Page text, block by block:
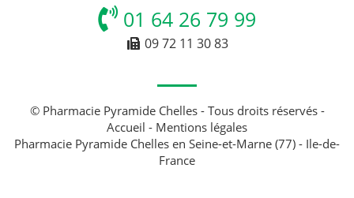
01 64 26 79 99
09 72 11 30 83
© Pharmacie Pyramide Chelles - Tous droits réservés -
Accueil - Mentions légales
Pharmacie Pyramide Chelles en Seine-et-Marne (77) - Ile-de-
France